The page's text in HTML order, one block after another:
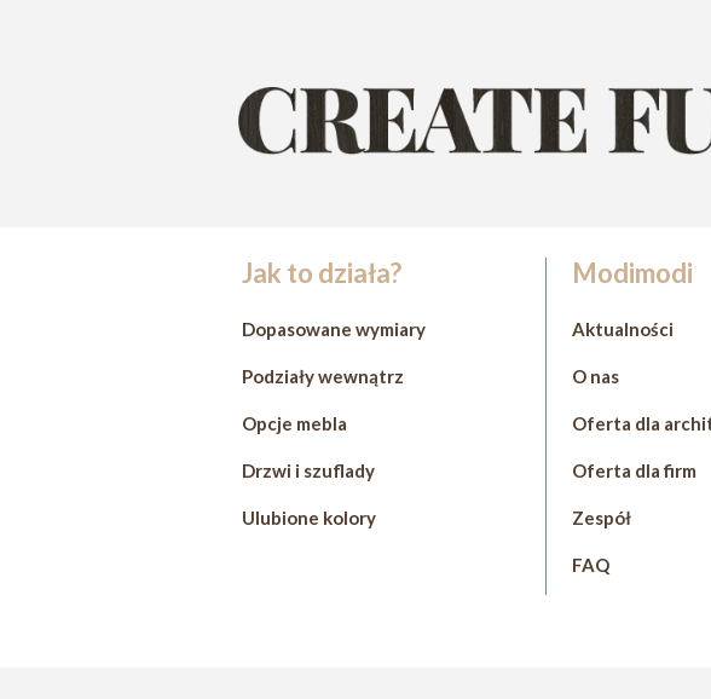
Jak to działa?
Dopasowane wymiary
Podziały wewnątrz
Opcje mebla
Drzwi i szuflady
Ulubione kolory
Modimodi
Aktualności
O nas
Oferta dla
Oferta dla firm
Zespół
FAQ